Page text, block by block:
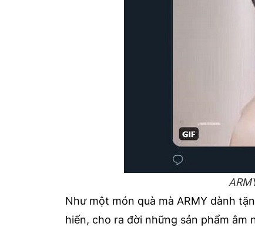
Như một món quà mà ARMY dành
hiến, cho ra đời những sản phẩm âm